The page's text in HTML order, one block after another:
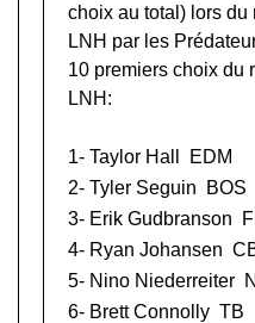
choix au total) lors du
LNH par les
10 premiers choix du
LNH:
1- Taylor Hall
EDM
2- Tyler Seguin
BOS
3- Erik Gudbranson
4- Ryan Johansen
5- Nino Niederreiter
6- Brett Connolly TB